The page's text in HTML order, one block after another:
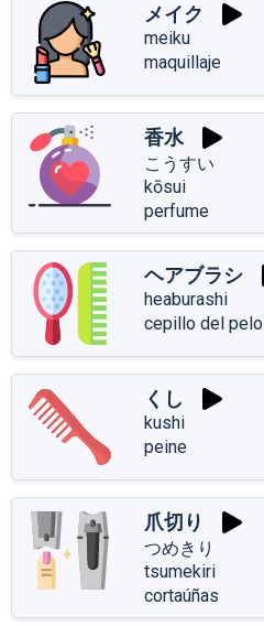
メイク
meiku
maquillaje
香水
こうすい
kōsui
perfume
ヘアブラシ
heaburashi
cepillo del pelo
くし
kushi
peine
爪切り
つめきり
tsumekiri
cortaúñas